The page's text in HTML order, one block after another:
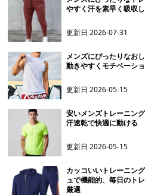
やすく汗を素早く吸収
更新日2026-07-31
メンズにぴったりなお
動きやすくモチベーシ
更新日2026-05-15
安いメンズトレーニン
汗速乾で快適に動ける
更新日2026-05-15
カッコいいトレーニン
ュで機能的、毎日のト
厳選